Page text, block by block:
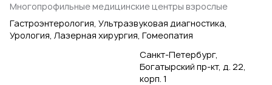
Многопрофильные медицинские центры взрослые
Гастроэнтерология, Ультразвуковая диагностика,
Урология, Лазерная хирургия, Гомеопатия
Санкт-Петербург,
Богатырский пр-кт, д. 22,
корп. 1